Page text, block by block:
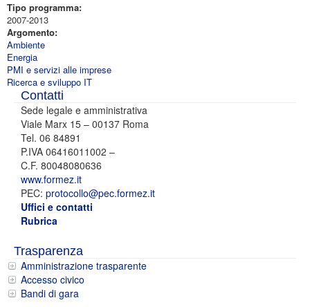
Tipo programma:
2007-2013
Argomento:
Ambiente
Energia
PMI e servizi alle imprese
Ricerca e sviluppo IT
Contatti
Sede legale e amministrativa
Viale Marx 15 – 00137 Roma
Tel. 06 84891
P.IVA 06416011002 –
C.F. 80048080636
www.formez.it
PEC: protocollo@pec.formez.it
Uffici e contatti
Rubrica
Trasparenza
Amministrazione trasparente
Accesso civico
Bandi di gara